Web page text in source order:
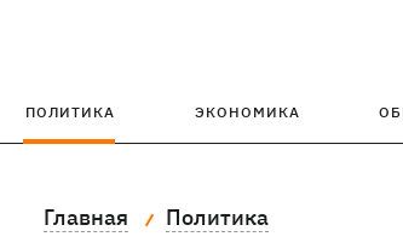
ПОЛИТИКА ЭКОНОМИКА
Главная Политика